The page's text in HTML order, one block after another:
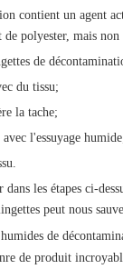
contient un agent
polyester, mais
de
du tissu;
la tache;
l'essuyage
les étapes ci-
peut nous
de
de produit